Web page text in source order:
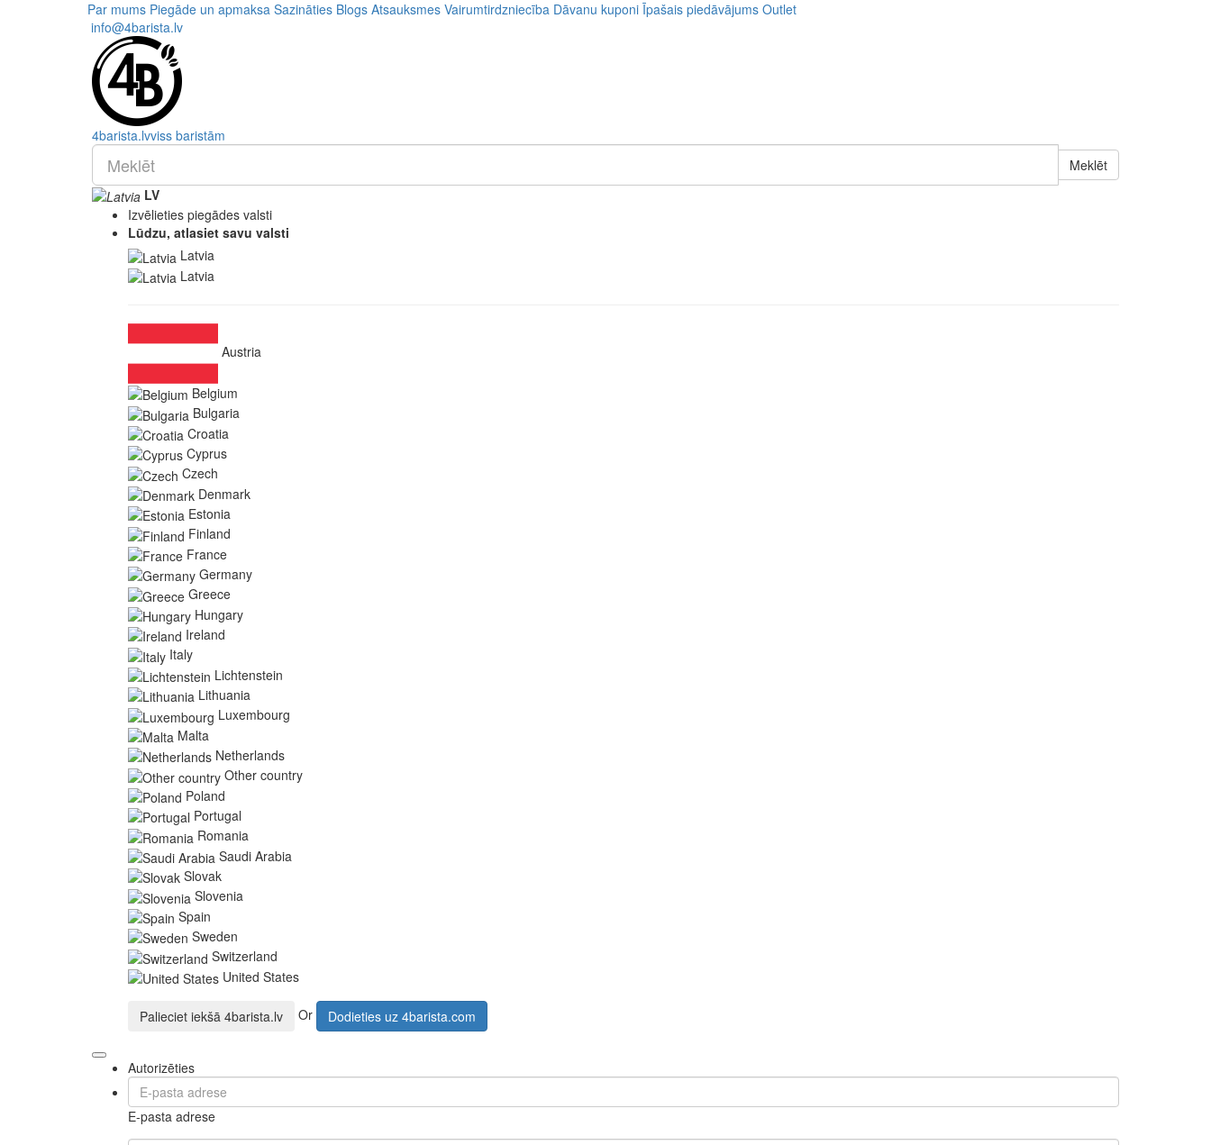
Par mums Piegāde un apmaksa Sazināties Blogs Atsauksmes Vairumtirdzniecība Dāvanu kuponi Īpašais piedāvājums Outlet
info@4barista.lv
4barista.lvviss baristām
Meklēt
LV
Izvēlieties piegādes valsti
Lūdzu, atlasiet savu valsti
Latvia
Latvia
Austria
Belgium
Bulgaria
Croatia
Cyprus
Czech
Denmark
Estonia
Finland
France
Germany
Greece
Hungary
Ireland
Italy
Lichtenstein
Lithuania
Luxembourg
Malta
Netherlands
Other country
Poland
Portugal
Romania
Saudi Arabia
Slovak
Slovenia
Spain
Sweden
Switzerland
United States
Palieciet iekšā 4barista.lv Or Dodieties uz 4barista.com
Autorizēties
E-pasta adrese